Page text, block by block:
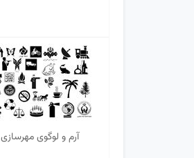
آرم و لوگوی مهرسازی